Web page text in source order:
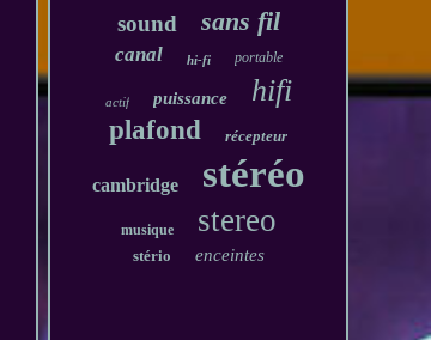
sound sans fil
canal hi-fi portable
actif puissance hifi
plafond récepteur
cambridge stéréo
musique stereo
stério enceintes